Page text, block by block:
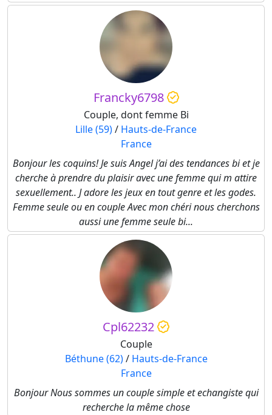
Francky6798
Couple, dont femme Bi
Lille (59)/ Hauts-de-France
France
Bonjour les coquins! Je suis Angel j’ai des tendances bi et je
cherche à prendre du plaisir avec une femme qui m attire
sexuellement.. J adore les jeux en tout genre et les godes.
Femme seule ou en couple Avec mon chéri nous cherchons
aussi une femme seule bi...
Cpl62232
Couple
Béthune (62)/ Hauts-de-France
France
Bonjour Nous sommes un couple simple et echangiste qui
recherche la même chose